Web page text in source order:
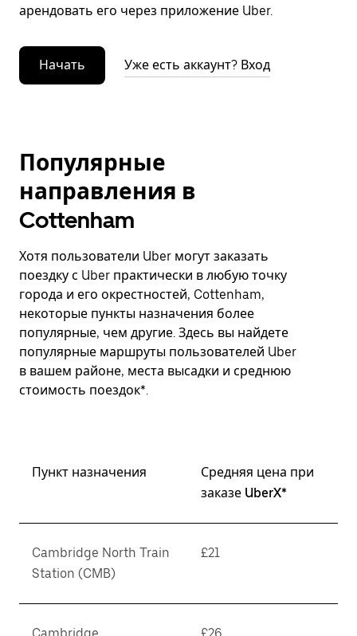
арендовать его через приложение Uber.
Начать Уже есть аккаунт? Вход
Популярные
направления в
Cottenham
Хотя пользователи Uber могут заказать
поездку с Uber практически в любую точку
города и его окрестностей, Cottenham,
некоторые пункты назначения более
популярные, чем другие. Здесь вы найдете
популярные маршруты пользователей Uber
в вашем районе, места высадки и среднюю
стоимость поездок*.
Пункт назначения
Средняя цена при
заказе UberX*
Cambridge North Train
Station (CMB)
£21